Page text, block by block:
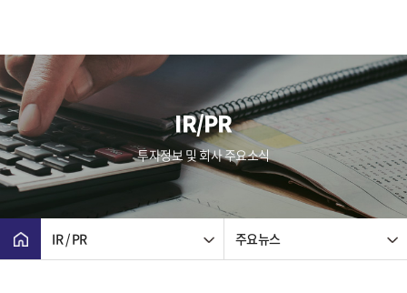
IR/PR
투자정보 및 회사 주요소식
IR / PR 주요뉴스